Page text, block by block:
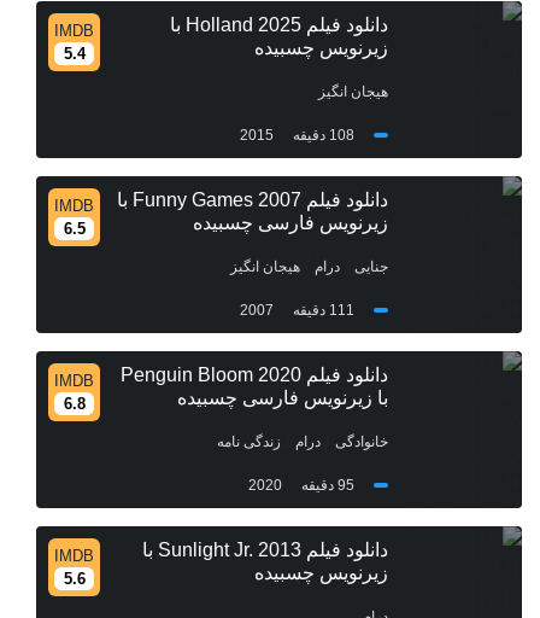
دانلود فیلم Holland 2025 با
زیرنویس چسبیده
IMDB
5.4
هیجان انگیز
108 دقیقه 2015
دانلود فیلم Funny Games 2007 با
زیرنویس فارسی چسبیده
IMDB
6.5
جنایی درام هیجان انگیز
111 دقیقه 2007
دانلود فیلم Penguin Bloom 2020
با زیرنویس فارسی چسبیده
IMDB
6.8
خانوادگی درام زندگی نامه
95 دقیقه 2020
دانلود فیلم Sunlight Jr. 2013 با
زیرنویس چسبیده
IMDB
5.6